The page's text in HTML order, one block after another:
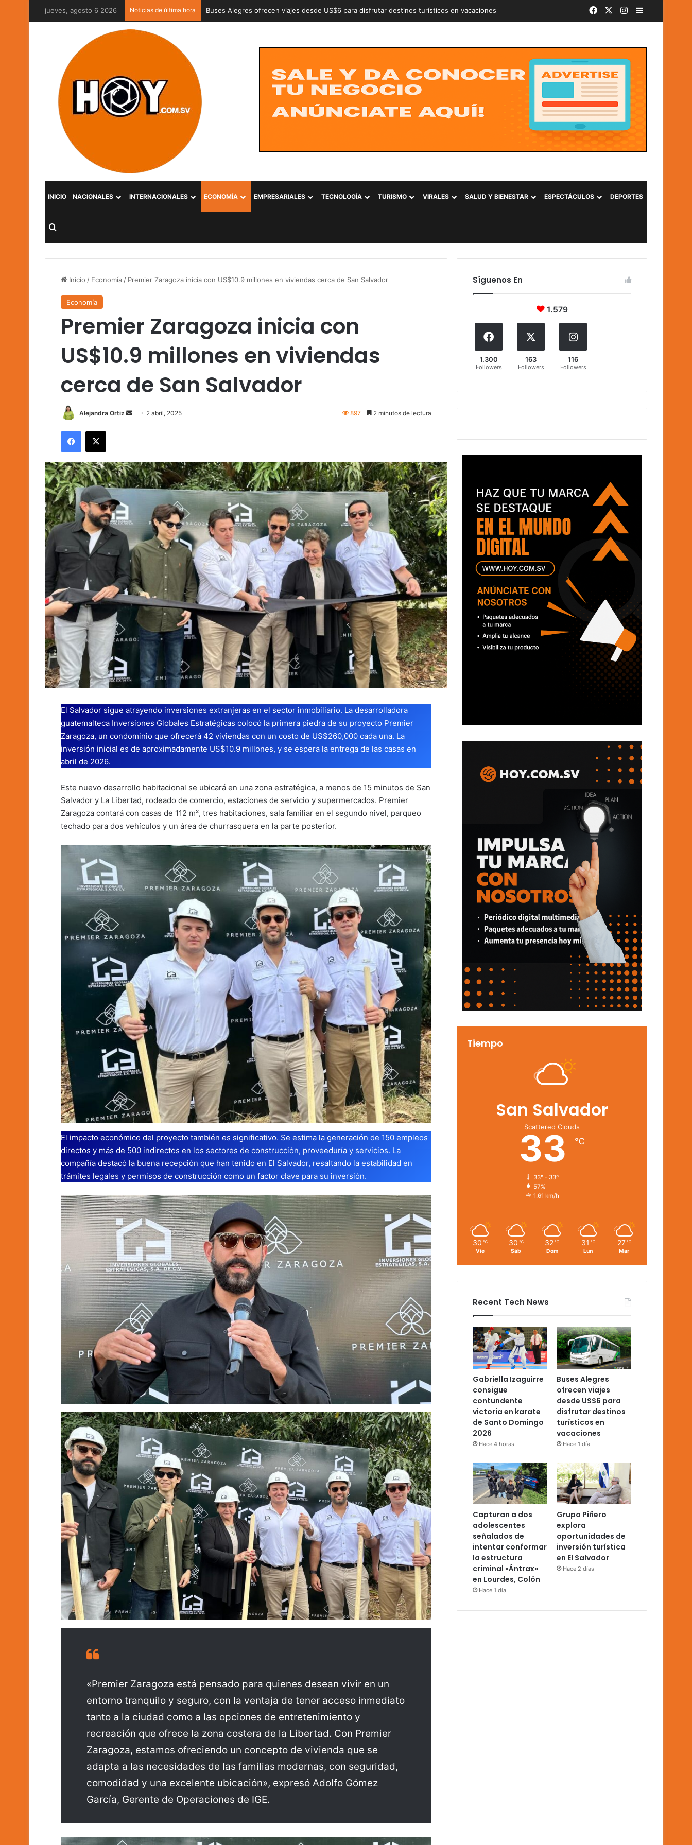
jueves, agosto 6 2026 Noticias de última hora Capturan a dos adolescentes señalados de intentar conformar la estructura criminal «Ántrax» en Lourdes, Colón FacebookInstagram
Barra lateral
INICIO NACIONALES INTERNACIONALES ECONOMÍA EMPRESARIALES TECNOLOGÍA TURISMO VIRALES SALUD Y BIENESTAR ESPECTÁCULOS DEPORTES
Buscar por
Inicio / Economía / Premier Zaragoza inicia con US$10.9 millones en viviendas cerca de San Salvador
Economía
Premier Zaragoza inicia con
US$10.9 millones en viviendas
cerca de San Salvador
Alejandra Ortiz
Send 2 abril, 2025 897 2 minutos de lectura
Facebook
X
El Salvador sigue atrayendo inversiones extranjeras en el sector inmobiliario. La desarrolladora
guatemalteca Inversiones Globales Estratégicas colocó la primera piedra de su proyecto Premier
Zaragoza, un condominio que ofrecerá 42 viviendas con un costo de US$260,000 cada una. La
inversión inicial es de aproximadamente US$10.9 millones, y se espera la entrega de las casas en
abril de 2026.
Este nuevo desarrollo habitacional se ubicará en una zona estratégica, a menos de 15 minutos de San
Salvador y La Libertad, rodeado de comercio, estaciones de servicio y supermercados. Premier
Zaragoza contará con casas de 112 m², tres habitaciones, sala familiar en el segundo nivel, parqueo
techado para dos vehículos y un área de churrasquera en la parte posterior.
El impacto económico del proyecto también es significativo. Se estima la generación de 150 empleos
directos y más de 500 indirectos en los sectores de construcción, proveeduría y servicios. La
compañía destacó la buena recepción que han tenido en El Salvador, resaltando la estabilidad en
trámites legales y permisos de construcción como un factor clave para su inversión.
«Premier Zaragoza está pensado para quienes desean vivir en un
entorno tranquilo y seguro, con la ventaja de tener acceso inmediato
tanto a la ciudad como a las opciones de entretenimiento y
recreación que ofrece la zona costera de la Libertad. Con Premier
Zaragoza, estamos ofreciendo un concepto de vivienda que se
adapta a las necesidades de las familias modernas, con seguridad,
comodidad y una excelente ubicación», expresó Adolfo Gómez
García, Gerente de Operaciones de IGE.
Síguenos En
1.579
1.300
Followers
163
Followers
116
Followers
Tiempo
San Salvador
Scattered Clouds
33 ℃
33º - 33º
57%
1.61 km/h
30 ℃
Vie
30 ℃
Sáb
32 ℃
Dom
31 ℃
Lun
27 ℃
Mar
Recent Tech News
Gabriella Izaguirre
consigue
contundente
victoria en karate
de Santo Domingo
2026
Hace 4 horas
Buses Alegres
ofrecen viajes
desde US$6 para
disfrutar destinos
turísticos en
vacaciones
Hace 1 día
Capturan a dos
adolescentes
señalados de
intentar conformar
la estructura
criminal «Ántrax»
en Lourdes, Colón
Hace 1 día
Grupo Piñero
explora
oportunidades de
inversión turística
en El Salvador
Hace 2 días